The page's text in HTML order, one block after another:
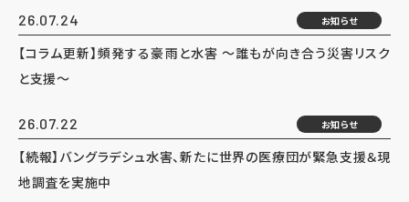
26.07.24 お知らせ
【コラム更新】頻発する豪雨と水害 ～誰もが向き合う災害リスク
と支援～
26.07.22 お知らせ
【続報】バングラデシュ水害、新たに世界の医療団が緊急支援＆現
地調査を実施中